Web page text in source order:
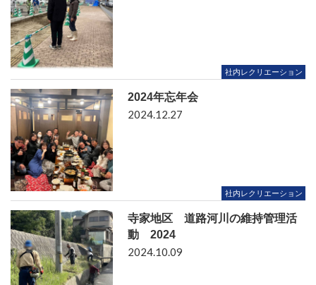
社内レクリエーション
2024年忘年会
社内レクリエーション
2024.12.27
寺家地区 道路河川の維持管理活
動 2024
2024.10.09